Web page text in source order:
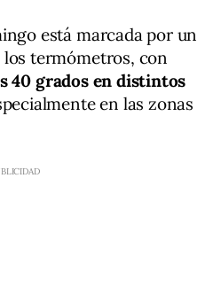
está marcada por un
termómetros, con
40 grados en distintos
en las zonas